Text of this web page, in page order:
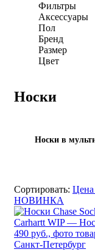
Фильтры
Аксессуары
Пол
Бренд
Размер
Цвет
Носки
Носки в
Сортировать: Цена
НОВИНКА